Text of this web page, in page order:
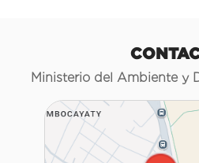
Ministerio del Ambiente y